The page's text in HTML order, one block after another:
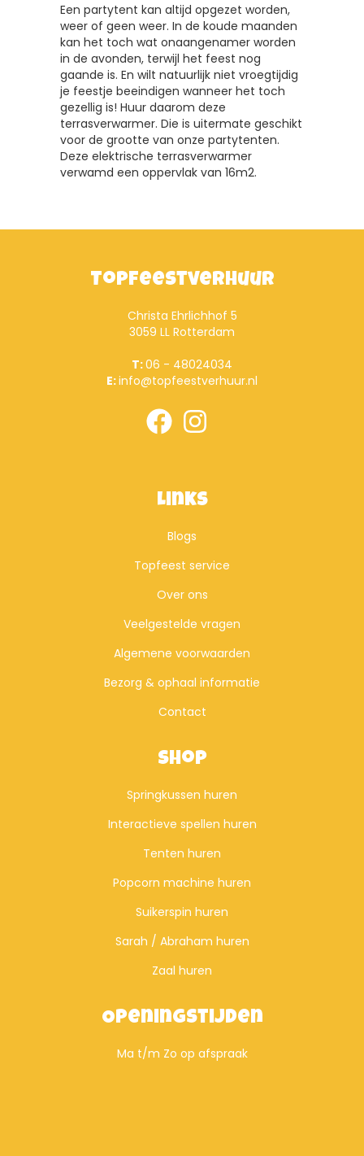
Een partytent kan altijd opgezet worden,
weer of geen weer. In de koude maanden
kan het toch wat onaangenamer worden
in de avonden, terwijl het feest nog
gaande is. En wilt natuurlijk niet vroegtijdig
je feestje beeindigen wanneer het toch
gezellig is! Huur daarom deze
terrasverwarmer. Die is uitermate geschikt
voor de grootte van onze partytenten.
Deze elektrische terrasverwarmer
verwamd een oppervlak van 16m2.
Topfeestverhuur
Christa Ehrlichhof 5
3059 LL Rotterdam
T:06 - 48024034
E:info@topfeestverhuur.nl
Links
Blogs
Topfeest service
Over ons
Veelgestelde vragen
Algemene voorwaarden
Bezorg & ophaal informatie
Contact
Shop
Springkussen huren
Interactieve spellen huren
Tenten huren
Popcorn machine huren
Suikerspin huren
Sarah / Abraham huren
Zaal huren
Openingstijden
Ma t/m Zo op afspraak